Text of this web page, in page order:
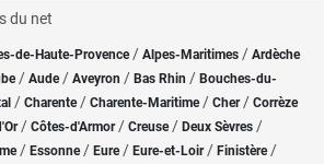
du net
de-Haute-Provence / Alpes-Maritimes / Ardèche
/ Aude / Aveyron / Bas Rhin / Bouches-du-
/ Charente / Charente-Maritime/ Cher / Corrèze
/ Côtes-d'Armor/ Creuse/ Deux Sèvres /
/ Essonne / Eure/ Eure-et-Loir / Finistère/